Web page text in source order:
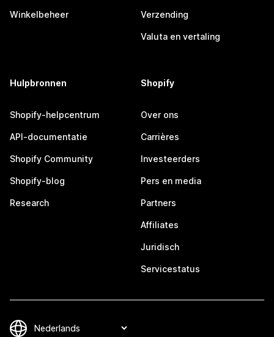
Winkelbeheer Verzending
Valuta en vertaling
Hulpbronnen
Shopify-helpcentrum
API-documentatie
Shopify Community
Shopify-blog
Research
Shopify
Over ons
Carrières
Investeerders
Pers en media
Partners
Affiliates
Juridisch
Servicestatus